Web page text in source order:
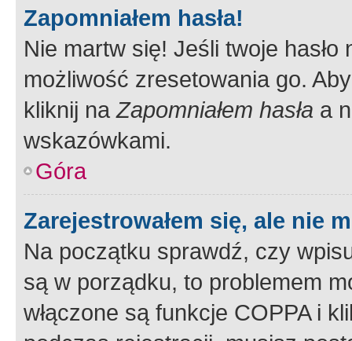
Zapomniałem hasła!
Nie martw się! Jeśli twoje
możliwość zresetowania go.
kliknij naZapomniałem hasła a
wskazówkami.
Góra
Zarejestrowałem się, ale nie
Na początku sprawdź, czy
są w porządku, to problemem
włączone są funkcje COPPA i